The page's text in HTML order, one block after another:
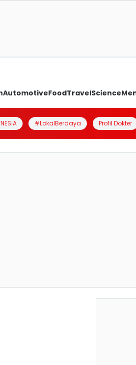
AutomotiveFoodTravelScience
#LokalBerdaya Profil Dokter